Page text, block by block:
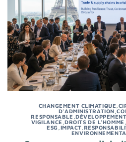
CHANGEMENT CLIMATIQUE
D'ADMINISTRATION ,
RESPONSABLE ,
VIGILANCE ,DROITS DE L'HOMME
ESG IMPACT,